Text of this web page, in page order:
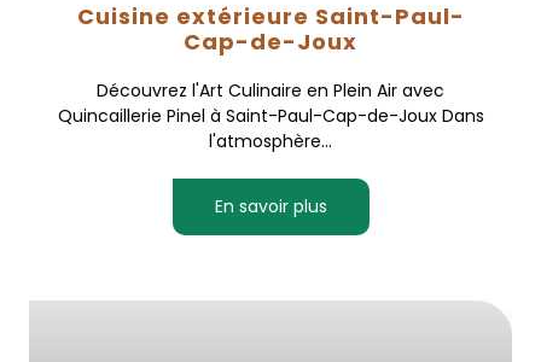
Cuisine extérieure Saint-Paul-
Cap-de-Joux
Découvrez l'Art Culinaire en Plein Air avec
Quincaillerie Pinel à Saint-Paul-Cap-de-Joux Dans
l'atmosphère...
En savoir plus